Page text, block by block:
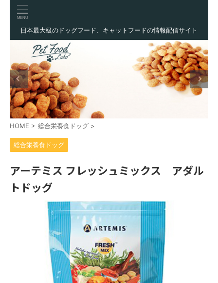
日本最大級のドッグフード、キャットフードの情報配信サイト
HOME > 総合栄養食ドッグ >
総合栄養食ドッグ
アーテミス フレッシュミックス アダル
トドッグ